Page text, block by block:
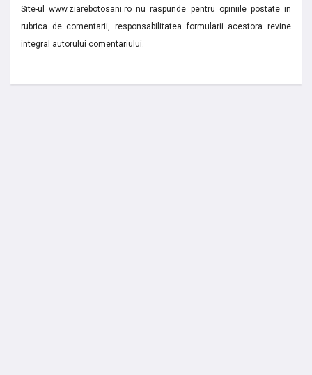
Site-ul www.ziarebotosani.ro nu raspunde pentru opiniile postate in
rubrica de comentarii, responsabilitatea formularii acestora revine
integral autorului comentariului.